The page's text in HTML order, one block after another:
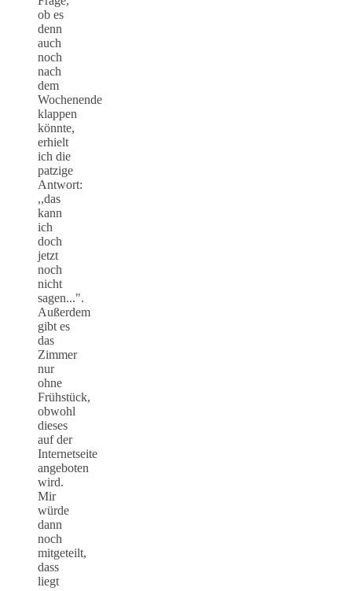
ob es
denn
auch
noch
nach
dem
Wochenende
klappen
könnte,
erhielt
ich die
patzige
Antwort:
,,das
kann
ich
doch
jetzt
noch
nicht
sagen...".
Außerdem
gibt es
das
Zimmer
nur
ohne
Frühstück,
obwohl
dieses
auf der
Internetseite
angeboten
wird.
Mir
würde
dann
noch
mitgeteilt,
dass
liegt